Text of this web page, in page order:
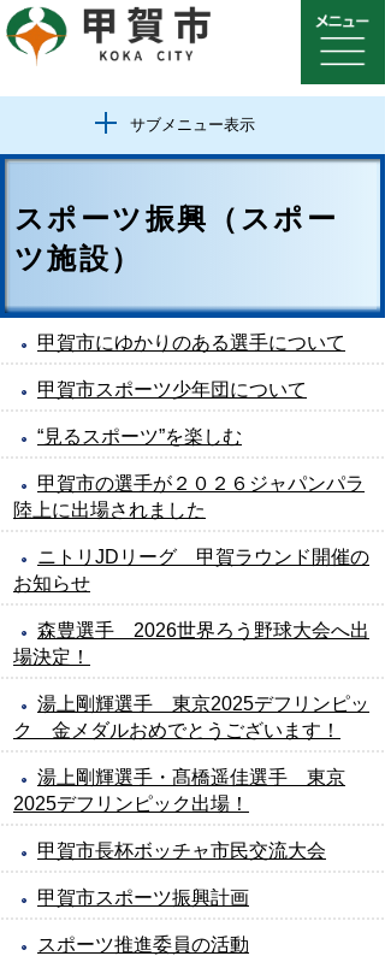
サブメニュー表示
スポーツ振興（スポー
ツ施設）
甲賀市にゆかりのある選手について
甲賀市スポーツ少年団について
“見るスポーツ”を楽しむ
甲賀市の選手が２０２６ジャパンパラ
陸上に出場されました
ニトリJDリーグ 甲賀ラウンド開催の
お知らせ
森豊選手 2026世界ろう野球大会へ出
場決定！
湯上剛輝選手 東京2025デフリンピッ
ク 金メダルおめでとうございます！
湯上剛輝選手・髙橋遥佳選手 東京
2025デフリンピック出場！
甲賀市長杯ボッチャ市民交流大会
甲賀市スポーツ振興計画
スポーツ推進委員の活動